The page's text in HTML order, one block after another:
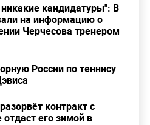
кандидатуры": В
на информацию о
Черчесова тренером
России по теннису
контракт с
его зимой в